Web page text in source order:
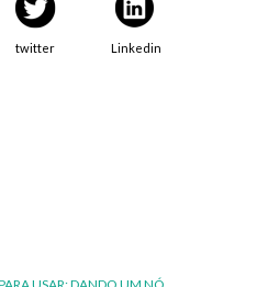
twitter Linkedin